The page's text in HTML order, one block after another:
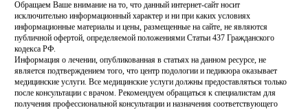
Обращаем Ваше внимание на то, что данный интернет-сайт носит
исключительно информационный характер и ни при каких условиях
информационные материалы и цены, размещенные на сайте, не являются
публичной офертой, определяемой положениями Статьи 437 Гражданского
кодекса РФ.
Информация о лечении, опубликованная в статьях на данном ресурсе, не
является подтверждением того, что центр подологии и педикюра оказывает
медицинские услуги. Все медицинские услуги должны предоставляться только
после консультации с врачом. Рекомендуем обращаться к специалистам для
получения профессиональной консультации и назначения соответствующего